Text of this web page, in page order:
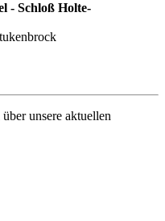
- Schloß Holte-
unsere aktuellen